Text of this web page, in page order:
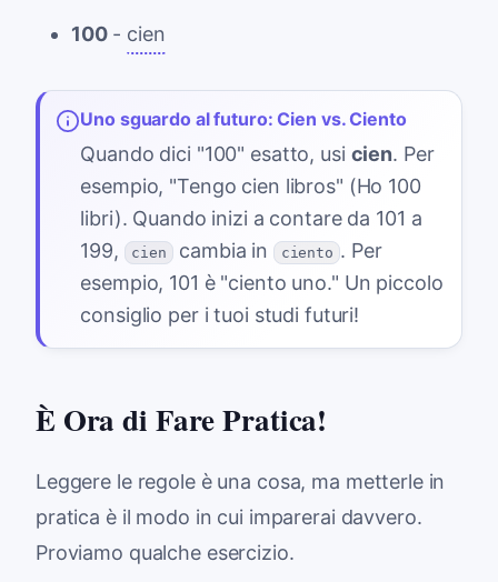
100- cien
Uno sguardo al futuro: Cien vs. Ciento
Quando dici "100" esatto, usi cien. Per
esempio, "Tengo cien libros" (Ho 100
libri). Quando inizi a contare da 101 a
199,
cien cambia in ciento . Per
esempio, 101 è "ciento uno." Un piccolo
consiglio per i tuoi studi futuri!
È Ora di Fare Pratica!
Leggere le regole è una cosa, ma metterle in
pratica è il modo in cui imparerai davvero.
Proviamo qualche esercizio.